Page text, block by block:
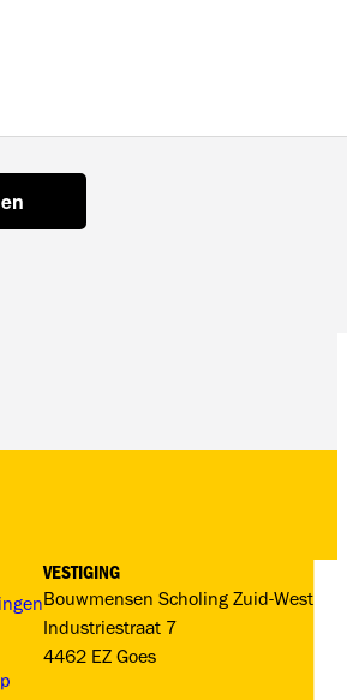
VESTIGING
Bouwmensen Scholing Zuid-West
Industriestraat 7
4462 EZ Goes